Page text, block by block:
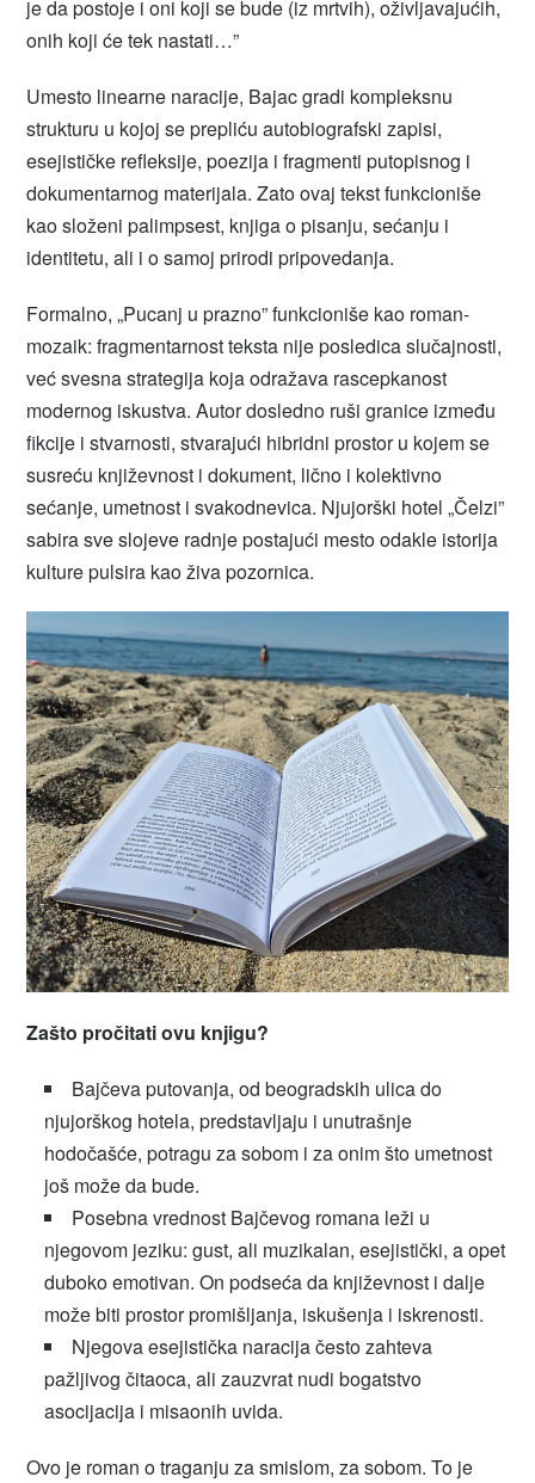
je da postoje i oni koji se bude (iz mrtvih), oživljavajućih,
onih koji će tek nastati…”
Umesto linearne naracije, Bajac gradi kompleksnu
strukturu u kojoj se prepliću autobiografski zapisi,
esejističke refleksije, poezija i fragmenti putopisnog i
dokumentarnog materijala. Zato ovaj tekst funkcioniše
kao složeni palimpsest, knjiga o pisanju, sećanju i
identitetu, ali i o samoj prirodi pripovedanja.
Formalno, „Pucanj u prazno” funkcioniše kao roman-
mozaik: fragmentarnost teksta nije posledica slučajnosti,
već svesna strategija koja odražava rascepkanost
modernog iskustva. Autor dosledno ruši granice između
fikcije i stvarnosti, stvarajući hibridni prostor u kojem se
susreću književnost i dokument, lično i kolektivno
sećanje, umetnost i svakodnevica. Njujorški hotel „Čelzi”
sabira sve slojeve radnje postajući mesto odakle istorija
kulture pulsira kao živa pozornica.
Zašto pročitati ovu knjigu?
Bajčeva putovanja, od beogradskih ulica do
njujorškog hotela, predstavljaju i unutrašnje
hodočašće, potragu za sobom i za onim što umetnost
još može da bude.
Posebna vrednost Bajčevog romana leži u
njegovom jeziku: gust, ali muzikalan, esejistički, a opet
duboko emotivan. On podseća da književnost i dalje
može biti prostor promišljanja, iskušenja i iskrenosti.
Njegova esejistička naracija često zahteva
pažljivog čitaoca, ali zauzvrat nudi bogatstvo
asocijacija i misaonih uvida.
Ovo je roman o traganju za smislom, za sobom. To je